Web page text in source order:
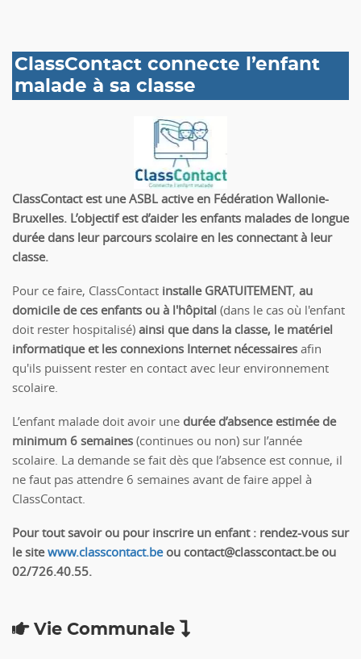
ClassContact connecte l’enfant
malade à sa classe
ClassContact est une ASBL active en Fédération Wallonie-
Bruxelles. L’objectif est d’aider les enfants malades de longue
durée dans leur parcours scolaire en les connectant à leur
classe.
Pour ce faire, ClassContact installe GRATUITEMENT, au
domicile de ces enfants ou à l'hôpital (dans le cas où l'enfant
doit rester hospitalisé) ainsi que dans la classe, le matériel
informatique et les connexions Internet nécessaires afin
qu'ils puissent rester en contact avec leur environnement
scolaire.
L’enfant malade doit avoir une durée d’absence estimée de
minimum 6 semaines (continues ou non) sur l’année
scolaire. La demande se fait dès que l’absence est connue, il
ne faut pas attendre 6 semaines avant de faire appel à
ClassContact.
Pour tout savoir ou pour inscrire un enfant : rendez-vous sur
le sitewww.classcontact.beou contact@classcontact.be ou
02/726.40.55.
Vie Communale